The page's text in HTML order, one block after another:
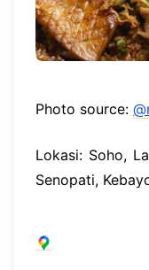
Photo source:
Lokasi: Soho,
Senopati,